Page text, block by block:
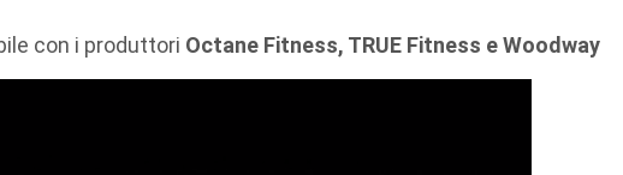
con i produttori Octane Fitness, TRUE Fitness e Woodway